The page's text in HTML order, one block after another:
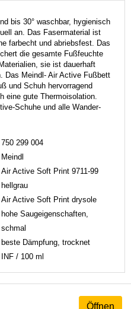
bis 30° waschbar, hygienisch
an. Das Fasermaterial ist
farbecht und abriebsfest. Das
die gesamte Fußfeuchte
sie ist dauerhaft
Das Meindl- Air Active Fußbett
und Schuh hervorragend
eine gute Thermoisolation.
Schuhe und alle Wander-
750 299 004
Meindl
Air Active Soft Print 9711-99
hellgrau
Air Active Soft Print drysole
hohe Saugeigenschaften,
schmal
beste Dämpfung, trocknet
INF / 100 ml
Öffnen